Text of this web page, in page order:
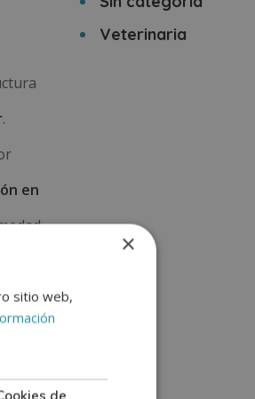
.
en
Veterinaria
×
sitio web,
de